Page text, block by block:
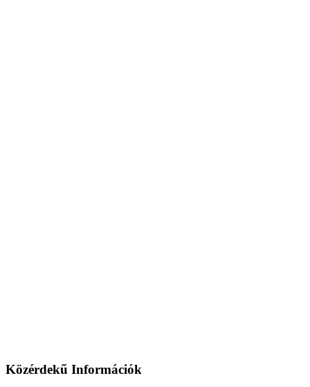
Közérdekű Információk